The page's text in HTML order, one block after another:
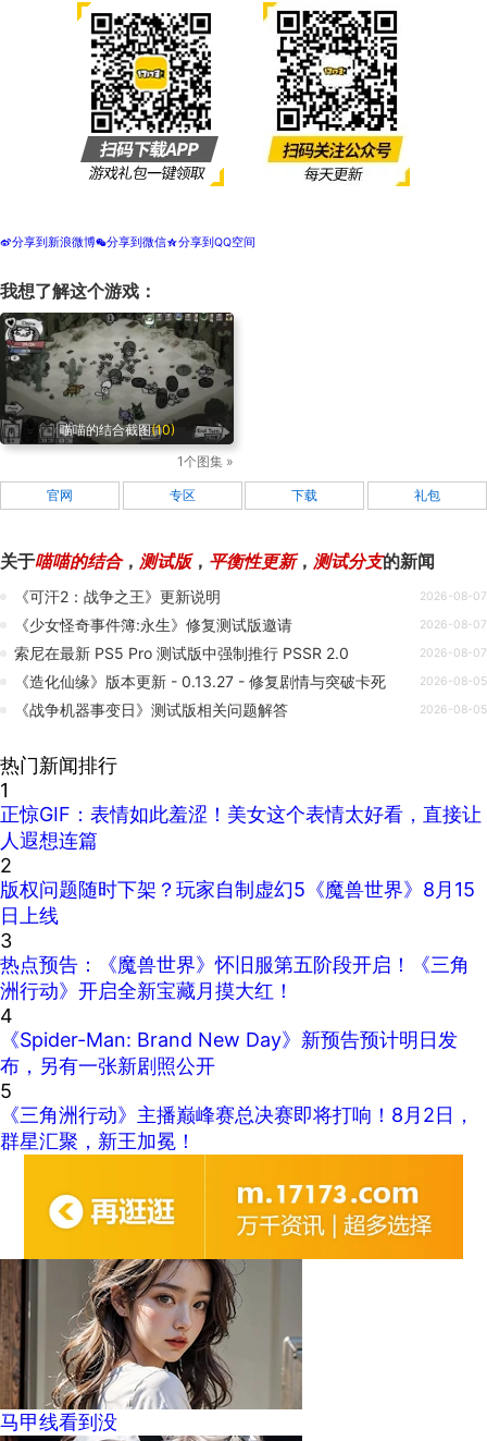
t分享到新浪微博w分享到微信z分享到QQ空间
我想了解这个游戏：
喵喵的结合截图(10)
1个图集 »
官网 专区 下载 礼包
关于喵喵的结合， 测试版， 平衡性更新， 测试分支的新闻
《可汗2：战争之王》更新说明 2026-08-07
《少女怪奇事件簿:永生》修复测试版邀请 2026-08-07
索尼在最新 PS5 Pro 测试版中强制推行 PSSR 2.0 2026-08-07
《造化仙缘》版本更新 - 0.13.27 - 修复剧情与突破卡死 2026-08-05
《战争机器事变日》测试版相关问题解答 2026-08-05
热门新闻排行
1
正惊GIF：表情如此羞涩！美女这个表情太好看，直接让
人遐想连篇
2
版权问题随时下架？玩家自制虚幻5《魔兽世界》8月15
日上线
3
热点预告：《魔兽世界》怀旧服第五阶段开启！《三角
洲行动》开启全新宝藏月摸大红！
4
《Spider-Man: Brand New Day》新预告预计明日发
布，另有一张新剧照公开
5
《三角洲行动》主播巅峰赛总决赛即将打响！8月2日，
群星汇聚，新王加冕！
马甲线看到没